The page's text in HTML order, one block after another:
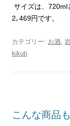
サイズは、 720ml
2､ 469円です。
カテゴリー: お酒,
kikuti
こんな商品